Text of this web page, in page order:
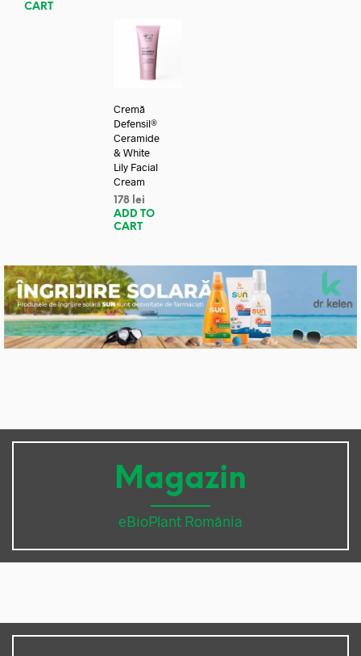
CART
Cremă
Defensil®
Ceramide
& White
Lily Facial
Cream
178 lei
ADD TO
CART
Magazin
eBioPlant România